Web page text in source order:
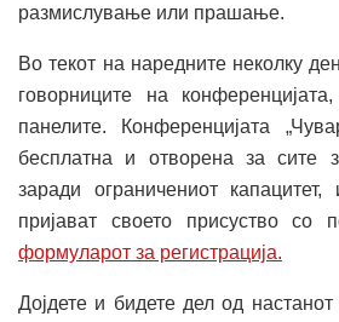
размислување или прашање.
Во текот на наредните неколку
говорниците на
панелите. Конференцијата
бесплатна и отворена за сите
заради ограничениот
пријават своето присуство со
формуларот за регистрација.
Дојдете и бидете дел од